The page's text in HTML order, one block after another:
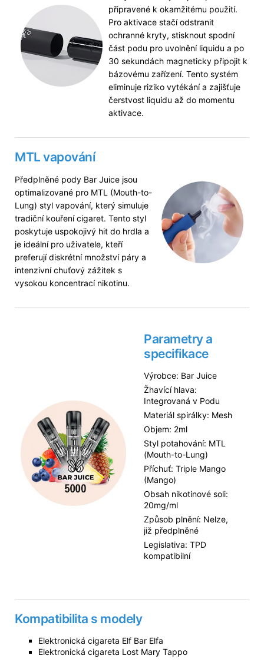
připravené k okamžitému použití.
Pro aktivace stačí odstranit
ochranné kryty, stisknout spodní
část podu pro uvolnění liquidu a po
30 sekundách magneticky připojit k
bázovému zařízení. Tento systém
eliminuje riziko vytékání a zajišťuje
čerstvost liquidu až do momentu
aktivace.
MTL vapování
Předplněné pody Bar Juice jsou
optimalizované pro MTL (Mouth-to-
Lung) styl vapování, který simuluje
tradiční kouření cigaret. Tento styl
poskytuje uspokojivý hit do hrdla a
je ideální pro uživatele, kteří
preferují diskrétní množství páry a
intenzivní chuťový zážitek s
vysokou koncentrací nikotinu.
Parametry a
specifikace
Výrobce: Bar Juice
Žhavící hlava:
Integrovaná v Podu
Materiál spirálky: Mesh
Objem: 2ml
Styl potahování: MTL
(Mouth-to-Lung)
Příchuť: Triple Mango
(Mango)
Obsah nikotinové soli:
20mg/ml
Způsob plnění: Nelze,
již předplněné
Legislativa: TPD
kompatibilní
Kompatibilita s modely
Elektronická cigareta Elf Bar Elfa
Elektronická cigareta Lost Mary Tappo